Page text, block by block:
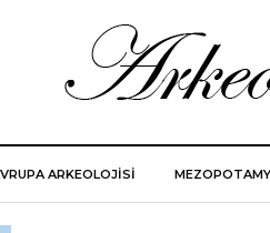
ARKEOLOJISI